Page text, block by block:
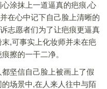
涂抹上一道逼真的疤痕,心
在心中记下自己脸上清晰的
志愿者们为了让疤痕更逼真
,可事实上化妆师并未在疤
擦的一干二净。
坚信自己脸上被画上了假
场景中,在人来人往中与陌